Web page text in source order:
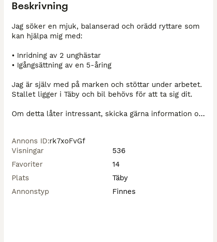
Beskrivning
Jag söker en mjuk, balanserad och orädd ryttare som
kan hjälpa mig med:
• Inridning av 2 unghästar
• Igångsättning av en 5-åring
Jag är själv med på marken och stöttar under arbetet.
Stallet ligger i Täby och bil behövs för att ta sig dit.
Om detta låter intressant, skicka gärna information om
Ser fram emot att höra från dig!
Annons ID:rk7xoFvGf
Visningar
536
Favoriter
14
Plats
Täby
Annonstyp
Finnes